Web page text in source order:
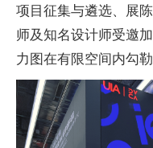
项目征集与遴选、展
师及知名设计师受邀
力图在有限空间内勾